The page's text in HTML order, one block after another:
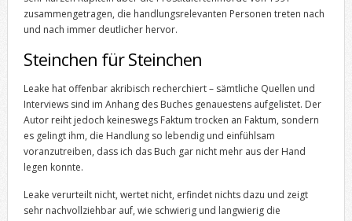
zusammengetragen, die handlungsrelevanten Personen treten nach
und nach immer deutlicher hervor.
Steinchen für Steinchen
Leake hat offenbar akribisch recherchiert – sämtliche Quellen und
Interviews sind im Anhang des Buches genauestens aufgelistet. Der
Autor reiht jedoch keineswegs Faktum trocken an Faktum, sondern
es gelingt ihm, die Handlung so lebendig und einfühlsam
voranzutreiben, dass ich das Buch gar nicht mehr aus der Hand
legen konnte.
Leake verurteilt nicht, wertet nicht, erfindet nichts dazu und zeigt
sehr nachvollziehbar auf, wie schwierig und langwierig die